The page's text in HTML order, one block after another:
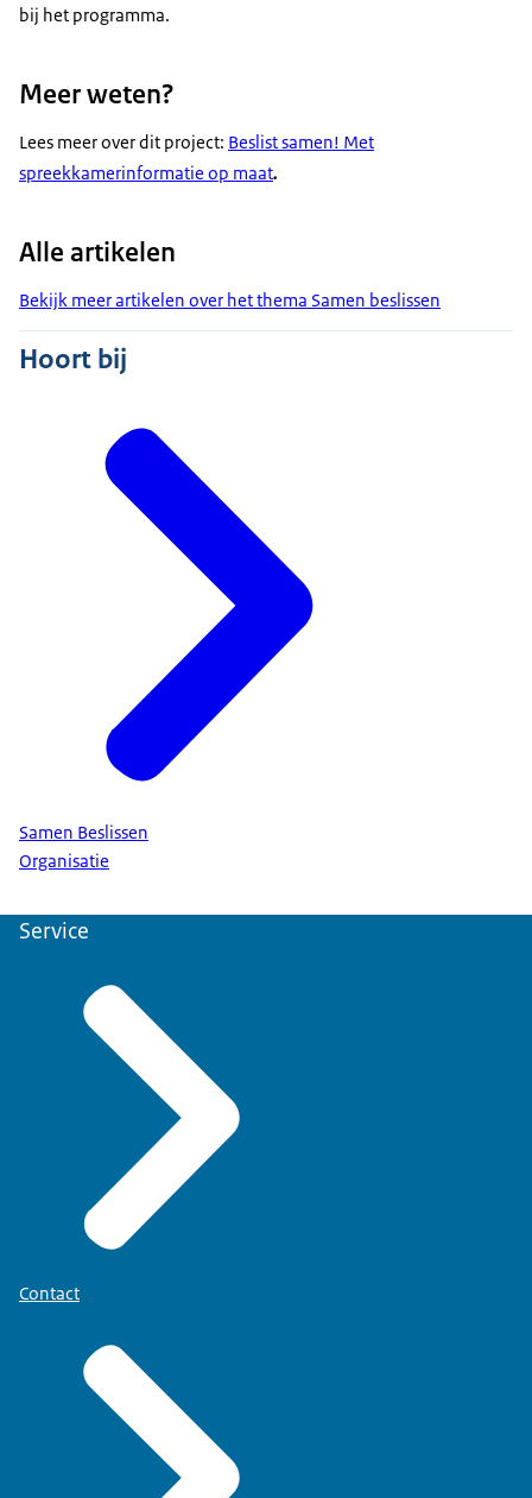
bij het programma.
Meer weten?
Lees meer over dit project: Beslist samen! Met
spreekkamerinformatie op maat.
Alle artikelen
Bekijk meer artikelen over het thema Samen beslissen
Hoort bij
Samen Beslissen
Organisatie
Service
Contact